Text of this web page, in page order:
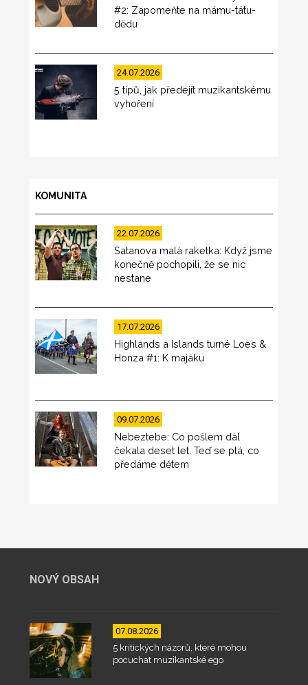
#2: Zapomeňte na mámu-tátu-
dědu
24.07.2026
5 tipů, jak předejít muzikantskému
vyhoření
KOMUNITA
22.07.2026
Satanova malá raketka: Když jsme
konečně pochopili, že se nic
nestane
17.07.2026
Highlands a Islands turné Loes &
Honza #1: K majáku
09.07.2026
Nebeztebe: Co pošlem dál
čekala deset let. Teď se ptá, co
předáme dětem
NOVÝ OBSAH
07.08.2026
5 kritických názorů, které mohou
pocuchat muzikantské ego